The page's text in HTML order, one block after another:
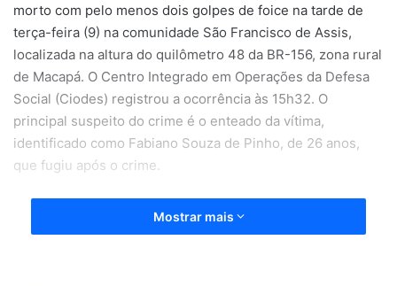
morto com pelo menos dois golpes de foice na tarde de
terça-feira (9) na comunidade São Francisco de Assis,
localizada na altura do quilômetro 48 da BR-156, zona rural
de Macapá. O Centro Integrado em Operações da Defesa
Social (Ciodes) registrou a ocorrência às 15h32. O
principal suspeito do crime é o enteado da vítima,
identificado como Fabiano Souza de Pinho, de 26 anos,
que fugiu após o crime.
De acordo com o delegado Wellington Ferraz, da Delegacia
de Homicídios, que esteve na cena do crime, a
Mostrar mais